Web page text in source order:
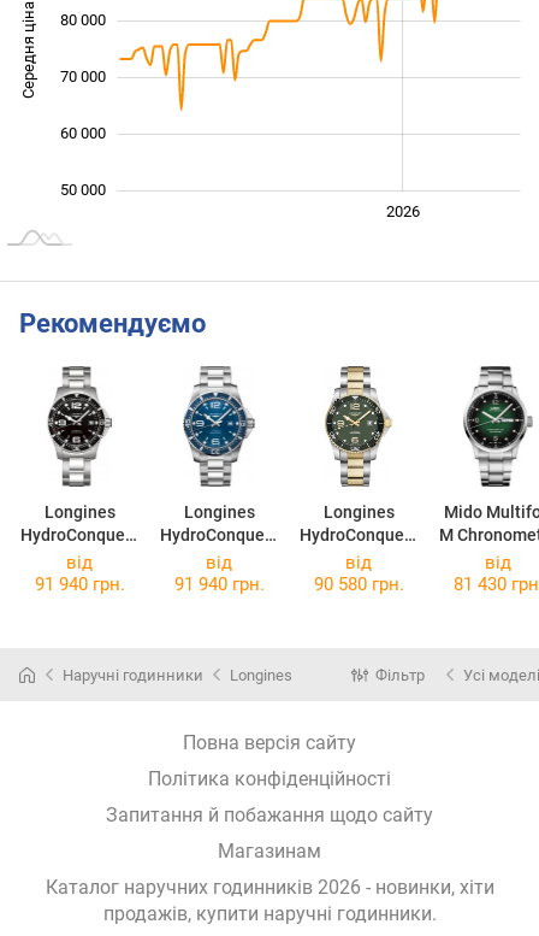
Середня ціна
50 000
60 000
70 000
80 000
2026
Рекомендуємо
Longines
HydroConquest
L3.742.4.56.6
Longines
HydroConquest
L3.841.4.96.6
Longines
HydroConquest
L3.781.3.06.7
Mido
M
97.00
від
91 940 грн.
від
91 940 грн.
від
90 580 грн.
від
81 430
Наручні годинники Longines Фільтр Усі моделі
Повна версія сайту
Політика конфіденційності
Запитання й побажання щодо сайту
Магазинам
Каталог наручних годинників 2026 - новинки, хіти
продажів, купити наручні годинники.